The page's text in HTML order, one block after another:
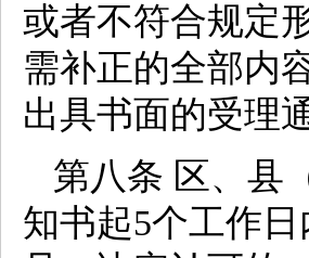
或者不符合规定
需补正的全部内
出具书面的受理
第八条 区、县
知书起5个工作